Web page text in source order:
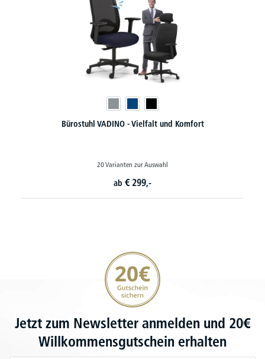
Bürostuhl VADINO - Vielfalt und Komfort
20 Varianten zur Auswahl
ab € 299,-
20€ Gutschein sichern
Jetzt zum Newsletter anmelden und 20€
Willkommensgutschein erhalten